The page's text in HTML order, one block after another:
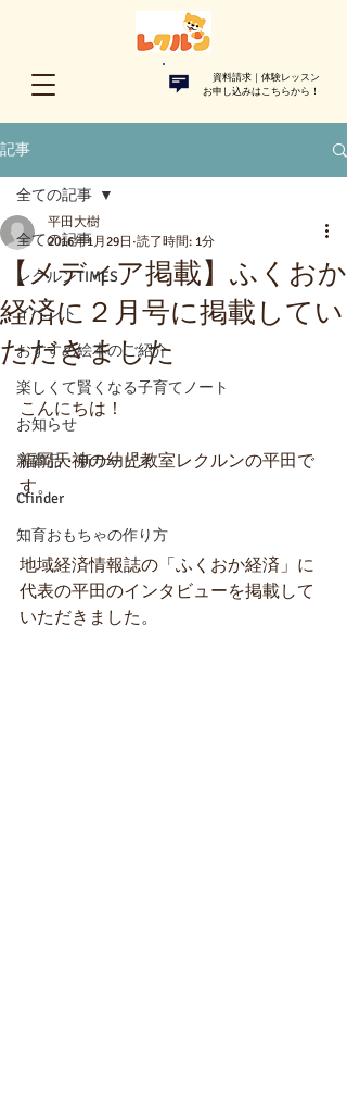
資料請求｜体験レッスン
お申し込みはこちらから！​
記事
全ての記事
レクルンTIMES
イベント
おすすめ絵本のご紹介
楽しくて賢くなる子育てノート
お知らせ
新商品・新サービス
Cfinder
知育おもちゃの作り方
全ての記事
【メディア掲載】ふくおか
経済に２月号に掲載してい
ただきました
平田大樹
2016年1月29日 読了時間: 1分
こんにちは！
福岡天神の幼児教室レクルンの平田で
す。
地域経済情報誌の「ふくおか経済」に
代表の平田のインタビューを掲載して
いただきました。